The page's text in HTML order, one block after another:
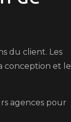
du client. Les
conception et le
agences pour